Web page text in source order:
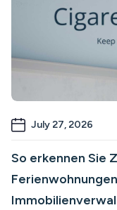
July 27, 2026
So erkennen Sie